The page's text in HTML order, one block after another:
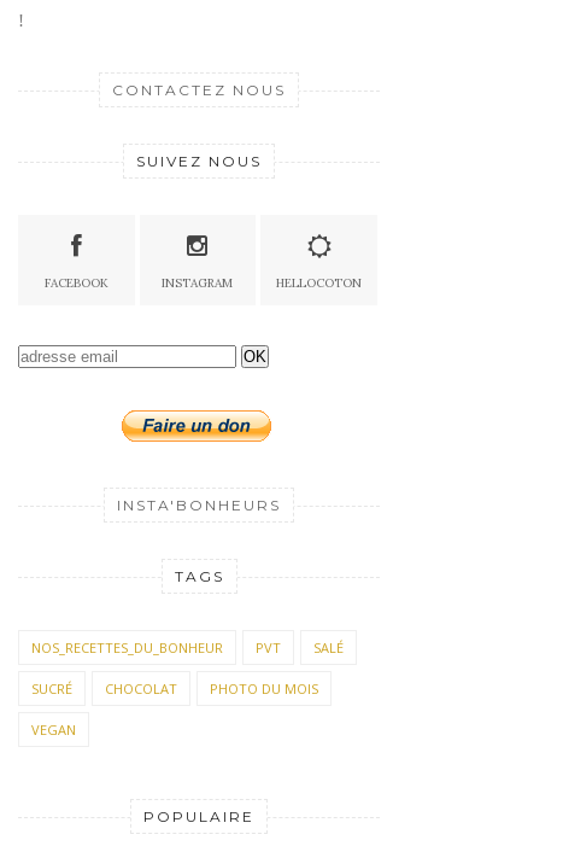
!
CONTACTEZ NOUS
SUIVEZ NOUS
FACEBOOK INSTAGRAM HELLOCOTON
OK
INSTA'BONHEURS
TAGS
NOS_RECETTES_DU_BONHEUR PVT SALÉ
SUCRÉ CHOCOLAT PHOTO DU MOIS
VEGAN
POPULAIRE